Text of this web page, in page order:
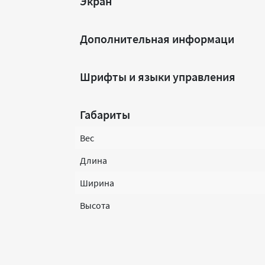
Дополнительная информаци
Шрифты и языки управления
Габариты
Вес
Длина
Ширина
Высота